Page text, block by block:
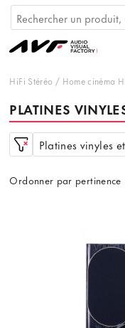
HiFi Stéréo / Home cinéma
PLATINES
Platines vinyles
Ordonner par pertinence